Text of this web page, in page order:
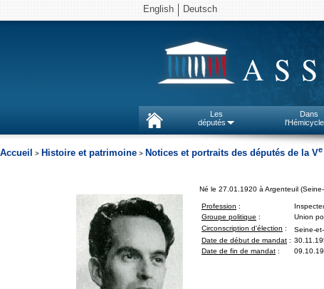
English Deutsch
Les
députés
Dans
l'Hémicycle
Accueil > Histoire et patrimoine > Notices et portraits des députés de la Ve
Né le 27.01.1920 à Argenteuil
Profession :
Groupe politique :
Union
Circonscription d'élection : Seine-
Date de début de mandat :
Date de fin de mandat :